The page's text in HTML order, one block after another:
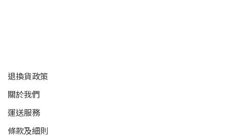
退換貨政策
關於我們
運送服務
條款及細則